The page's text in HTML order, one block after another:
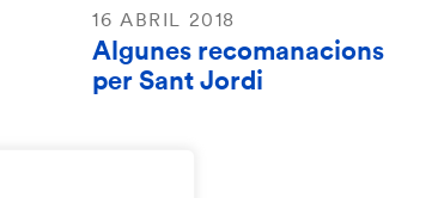
16 ABRIL 2018
Algunes recomanacions
per Sant Jordi